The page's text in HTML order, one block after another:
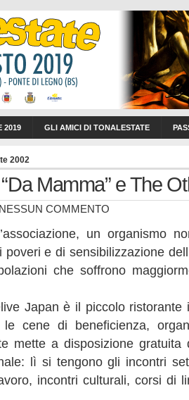
2019 GLI AMICI DI TONALESTATE
2002
Mamma” e The
NESSUN COMMENTO
un organismo
e di sensibilizzazione
che soffrono
Japan è il piccolo ristorante
cene di beneficienza,
mette a disposizione gratuita
lì si tengono gli incontri
incontri culturali, corsi di